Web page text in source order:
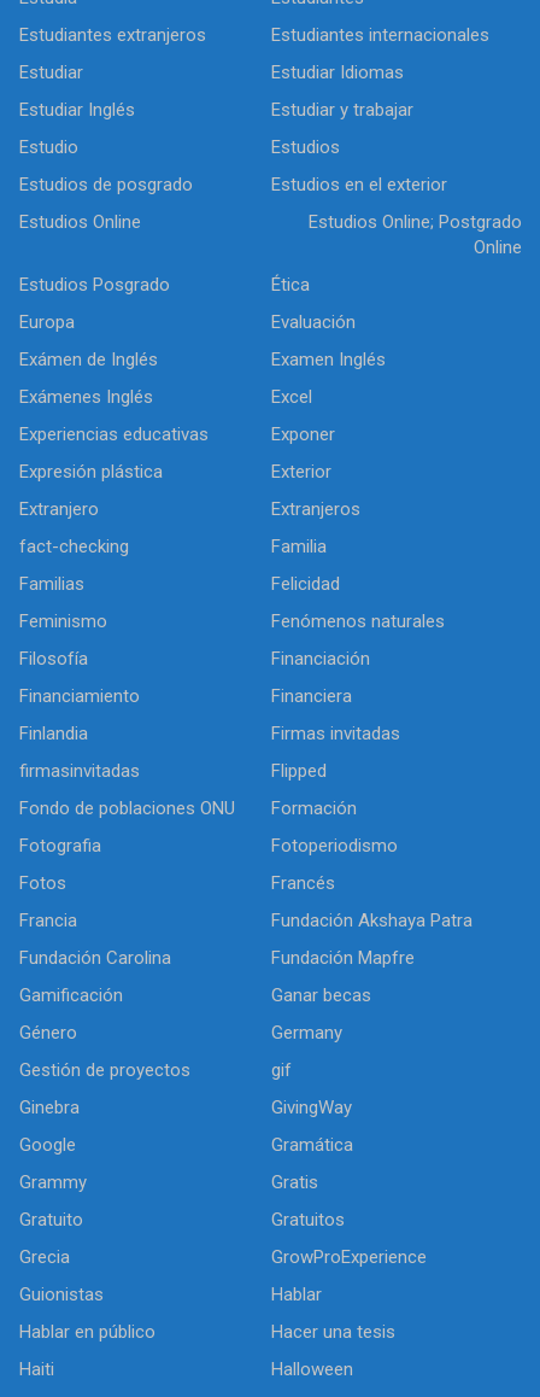
Estudiantes extranjeros
Estudiantes internacionales
Estudiar
Estudiar Idiomas
Estudiar Inglés
Estudiar y trabajar
Estudio
Estudios
Estudios de posgrado
Estudios en el exterior
Estudios Online
Estudios Online; Postgrado
Online
Estudios Posgrado
Ética
Europa
Evaluación
Exámen de Inglés
Examen Inglés
Exámenes Inglés
Excel
Experiencias educativas
Exponer
Expresión plástica
Exterior
Extranjero
Extranjeros
fact-checking
Familia
Familias
Felicidad
Feminismo
Fenómenos naturales
Filosofía
Financiación
Financiamiento
Financiera
Finlandia
Firmas invitadas
firmasinvitadas
Flipped
Fondo de poblaciones ONU
Formación
Fotografia
Fotoperiodismo
Fotos
Francés
Francia
Fundación Akshaya Patra
Fundación Carolina
Fundación Mapfre
Gamificación
Ganar becas
Género
Germany
Gestión de proyectos
gif
Ginebra
GivingWay
Google
Gramática
Grammy
Gratis
Gratuito
Gratuitos
Grecia
GrowProExperience
Guionistas
Hablar
Hablar en público
Hacer una tesis
Haiti
Halloween